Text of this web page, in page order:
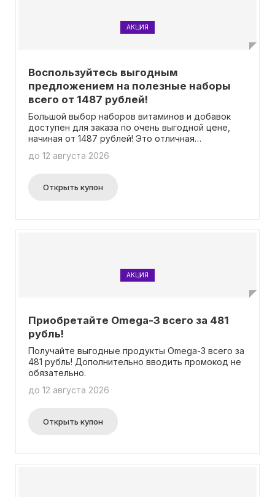
АКЦИЯ
Воспользуйтесь выгодным
предложением на полезные наборы
всего от 1487 рублей!
Большой выбор наборов витаминов и добавок
доступен для заказа по очень выгодной цене,
начиная от 1487 рублей! Это отличная
витаминов и питательных веществ для
промокод, чтобы воспользоваться этим
предложением. Поторопитесь сделать заказ и
до 12 августа 2026
Открыть купон
АКЦИЯ
Приобретайте Omega-3 всего за 481
рубль!
Получайте выгодные продукты Omega-3 всего за
481 рубль! Дополнительно вводить промокод не
обязательно.
до 12 августа 2026
Открыть купон